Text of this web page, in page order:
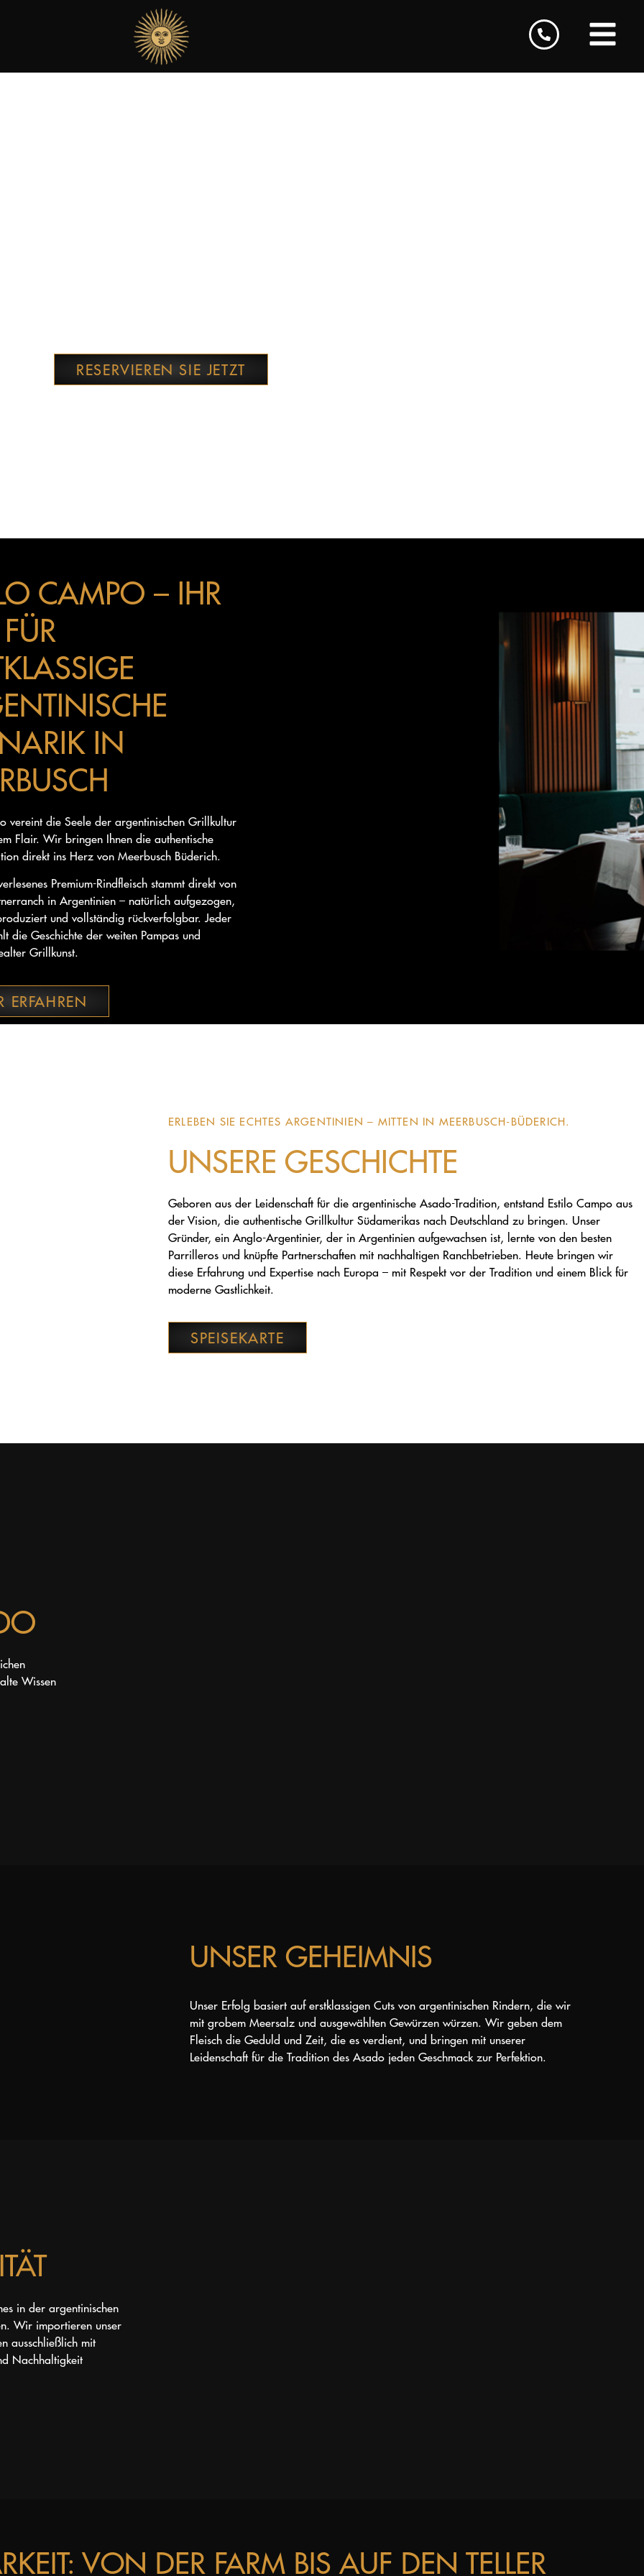
RESERVIEREN SIE JETZT
CAMPO – IHR
IN
vereint die Seele der argentinischen Grillkultur
Flair. Wir bringen Ihnen die authentische
direkt ins Herz von Meerbusch Büderich.
Premium-Rindfleisch stammt direkt von
in Argentinien – natürlich aufgezogen,
und vollständig rückverfolgbar. Jeder
die Geschichte der weiten Pampas und
Grillkunst.
ERFAHREN
ERLEBEN SIE ECHTES ARGENTINIEN – MITTEN IN MEERBUSCH-BÜDERICH.
UNSERE GESCHICHTE
Geboren aus der Leidenschaft für die argentinische Asado-Tradition, entstand Estilo Campo aus
der Vision, die authentische Grillkultur Südamerikas nach Deutschland zu bringen. Unser
Gründer, ein Anglo-Argentinier, der in Argentinien aufgewachsen ist, lernte von den besten
Parrilleros und knüpfte Partnerschaften mit nachhaltigen Ranchbetrieben. Heute bringen wir
diese Erfahrung und Expertise nach Europa – mit Respekt vor der Tradition und einem Blick für
moderne Gastlichkeit.
SPEISEKARTE
Wissen
UNSER GEHEIMNIS
Unser Erfolg basiert auf erstklassigen Cuts von argentinischen Rindern, die wir
mit grobem Meersalz und ausgewählten Gewürzen würzen. Wir geben dem
Fleisch die Geduld und Zeit, die es verdient, und bringen mit unserer
Leidenschaft für die Tradition des Asado jeden Geschmack zur Perfektion.
in der argentinischen
Wir importieren unser
ausschließlich mit
Nachhaltigkeit
VON DER FARM BIS AUF DEN TELLER